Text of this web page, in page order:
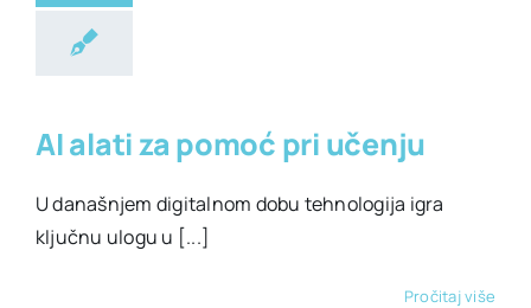
AI alati za pomoć pri učenju
U današnjem digitalnom dobu tehnologija igra
ključnu ulogu u [...]
Pročitaj više